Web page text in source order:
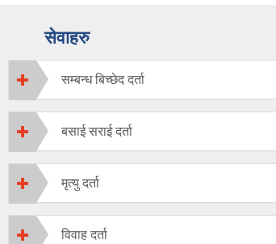
सेवाहरु
सम्बन्ध बिच्छेद दर्ता
बसाई सराई दर्ता
मृत्यु दर्ता
विवाह दर्ता